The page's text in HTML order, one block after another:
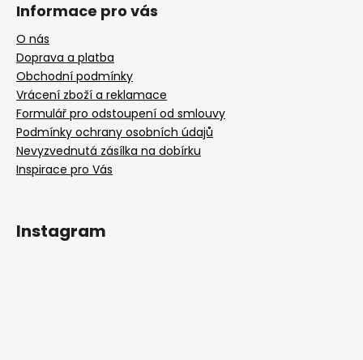
Informace pro vás
O nás
Doprava a platba
Obchodní podmínky
Vrácení zboží a reklamace
Formulář pro odstoupení od smlouvy
Podmínky ochrany osobních údajů
Nevyzvednutá zásílka na dobírku
Inspirace pro Vás
Instagram